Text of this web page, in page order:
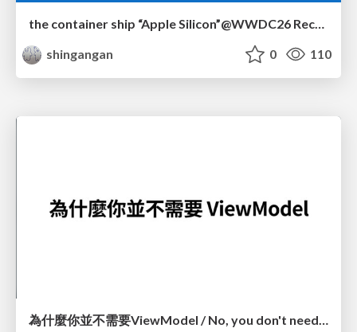
shingangan
0 110
為什麼你並不需要ViewModel / No, you don't need a ViewModel